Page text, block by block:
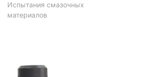
Испытания смазочных
материалов